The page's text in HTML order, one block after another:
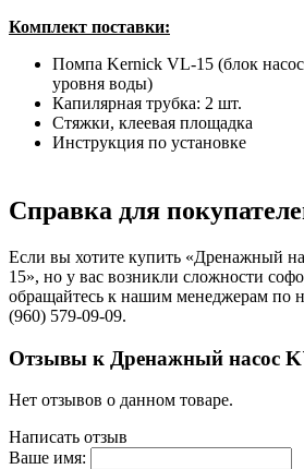
Комплект поставки:
Помпа Kernick VL-15 (блок
уровня воды)
Капилярная трубка: 2 шт.
Стяжки, клеевая площадка
Инструкция по установке
Справка для
Если вы хотите купить «Дренажный
15», но у вас возникли сложности
обращайтесь к нашим менеджерам по
(960) 579-09-09.
Отзывы к Дренажный насос
Нет отзывов о данном товаре.
Написать отзыв
Ваше имя: